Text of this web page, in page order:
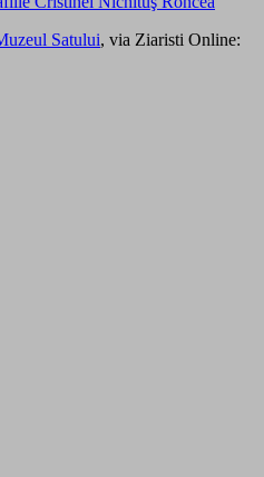
Satului, via Ziaristi Online: